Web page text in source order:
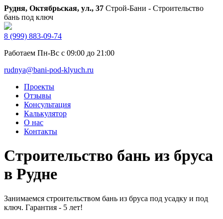
Рудня, Октябрьская, ул., 37 Строй-Бани - Строительство
бань под ключ
8 (999) 883-09-74
Работаем Пн-Вс с 09:00 до 21:00
rudnya@bani-pod-klyuch.ru
Проекты
Отзывы
Консультация
Калькулятор
О нас
Контакты
Строительство бань из бруса
в Рудне
Занимаемся строительством бань из бруса под усадку и под
ключ. Гарантия - 5 лет!